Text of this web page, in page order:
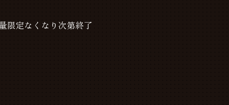
限定なくなり次第終了